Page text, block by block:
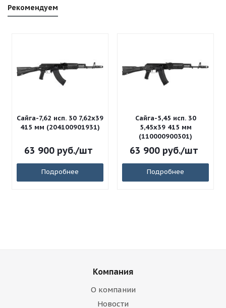
Рекомендуем
Сайга-7,62 исп. 30 7,62x39
415 мм (204100901931)
63 900руб./шт
Подробнее
Сайга-5,45 исп. 30
5,45x39 415 мм
(110000900301)
63 900руб./шт
Подробнее
Компания
О компании
Новости